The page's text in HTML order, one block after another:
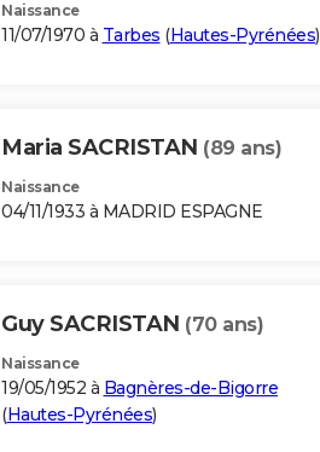
Naissance
11/07/1970 à Tarbes (Hautes-Pyrénées)
Maria SACRISTAN (89 ans)
Naissance
04/11/1933 à MADRID ESPAGNE
Guy SACRISTAN (70 ans)
Naissance
19/05/1952 à Bagnères-de-Bigorre
(Hautes-Pyrénées)